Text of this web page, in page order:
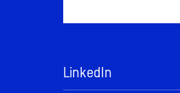
LinkedIn